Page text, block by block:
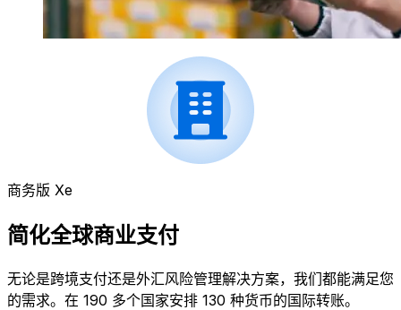
商务版 Xe
简化全球商业支付
无论是跨境支付还是外汇风险管理解决方案，我们都能满足您
的需求。在 190 多个国家安排 130 种货币的国际转账。